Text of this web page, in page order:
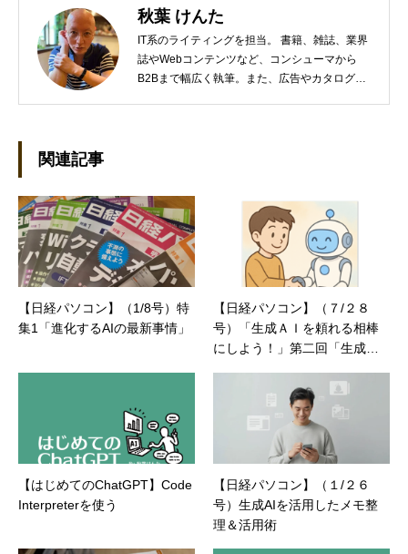
秋葉 けんた
IT系のライティングを担当。 書籍、雑誌、業界
誌やWebコンテンツなど、コンシューマから
B2Bまで幅広く執筆。また、広告やカタログ、
ージ（SAN/NAS/LTO/SASなど）、セキュリテ
ィ（BIOS/UTM/情報漏えい対策/デザスタリカバ
リ/内部統制・コンプライアンス/ネットワーク
セキュリティ/メールセキュリティなど）、ネッ
トワーク（KVMスイッチ/グループウェア/サー
バ/資産管理/シンクライアント/ホスティングな
ど）、その他（.NET/BI/カタログ/各種戦略/導入
事例/パートナー取材など）…ほか、多数執筆。
●連絡先 メール：kenta@office-mica.com
関連記事
【日経パソコン】（1/8号）特
集1「進化するAIの最新事情」
【日経パソコン】（７/２８
号）「生成ＡＩを頼れる相棒
にしよう！」第二回「生成Ａ
【はじめてのChatGPT】Code
Interpreterを使う
【日経パソコン】（１/２６
号）生成AIを活用したメモ整
理＆活用術